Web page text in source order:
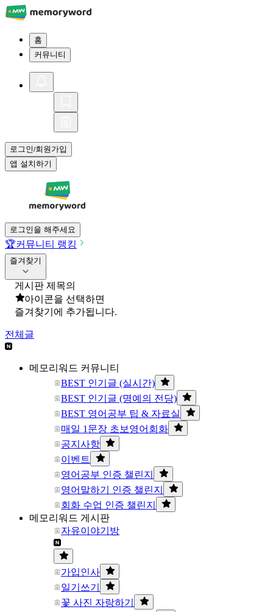
홈
커뮤니티
로그인/회원가입
앱 설치하기
로그인을 해주세요
🏆커뮤니티 랭킹
즐겨찾기
게시판 제목의
아이콘을 선택하면
즐겨찾기에 추가됩니다.
전체글
메모리워드 커뮤니티
BEST 인기글 (실시간)
BEST 인기글 (명예의 전당)
BEST 영어공부 팁 & 자료실
매일 1문장 초보영어회화
공지사항
이벤트
영어공부 인증 챌린지
영어말하기 인증 챌린지
회화 수업 인증 챌린지
메모리워드 게시판
자유이야기방
가입인사
일기쓰기
꽃 사진 자랑하기